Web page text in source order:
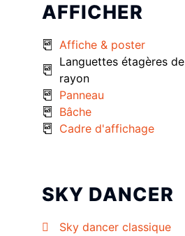
AFFICHER
Affiche & poster
Languettes étagères de
rayon
Panneau
Bâche
Cadre d'affichage
SKY DANCER
Sky dancer classique